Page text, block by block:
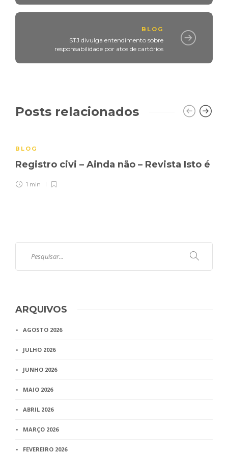
BLOG
STJ divulga entendimento sobre
responsabilidade por atos de cartórios
Posts relacionados
BLOG
Registro civi – Ainda não – Revista Isto é
1 min
ARQUIVOS
AGOSTO 2026
JULHO 2026
JUNHO 2026
MAIO 2026
ABRIL 2026
MARÇO 2026
FEVEREIRO 2026